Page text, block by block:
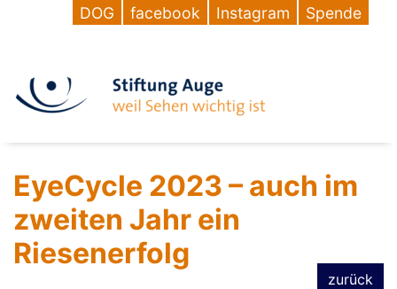
DOG facebook Instagram Spende
EyeCycle 2023 – auch im
zweiten Jahr ein
Riesenerfolg
zurück